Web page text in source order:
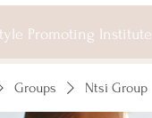
Promoting Institute
Groups Ntsi Group